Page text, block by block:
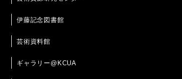
伊藤記念図書館
芸術資料館
ギャラリー@KCUA